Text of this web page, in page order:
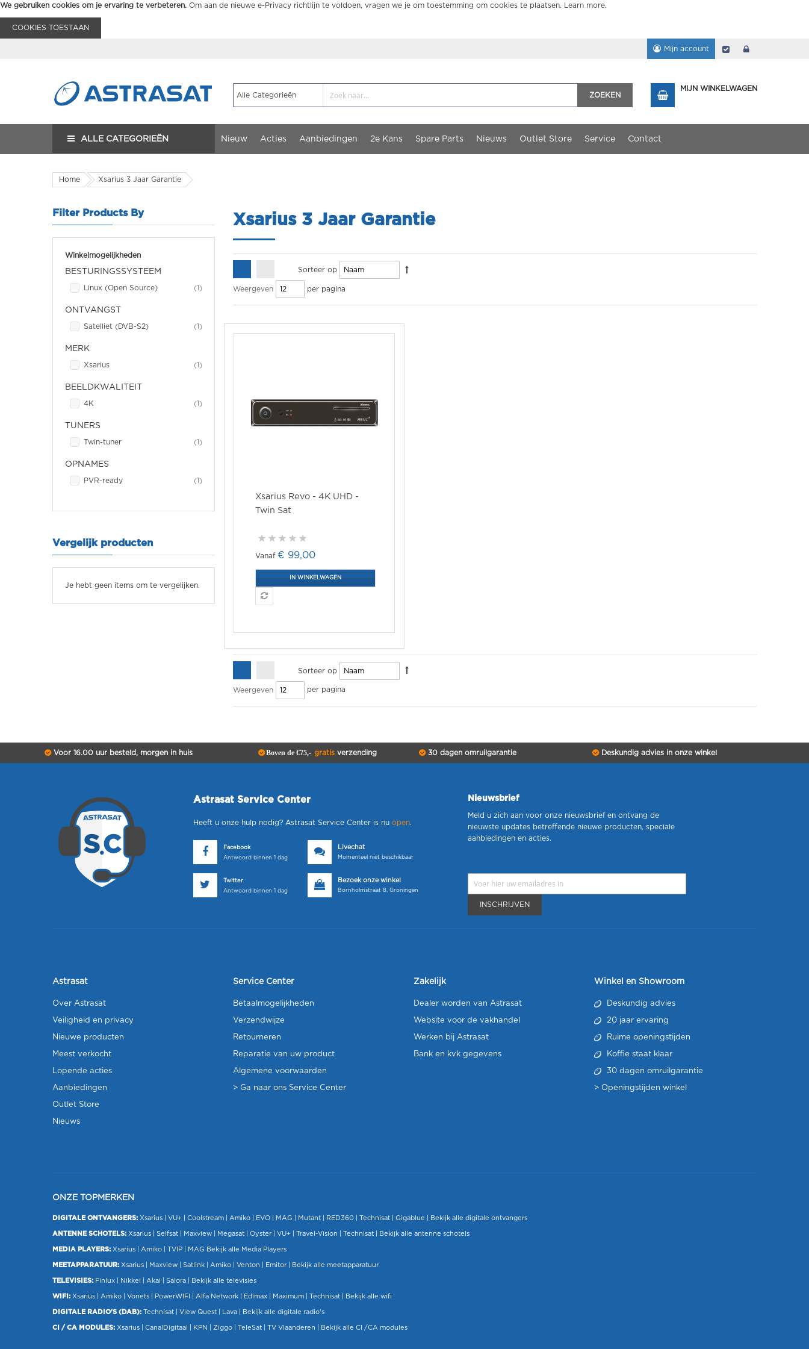
We gebruiken cookies om je ervaring te verbeteren. Om aan de nieuwe e-Privacy richtlijn te voldoen, vragen we je om toestemming om cookies te plaatsen. Learn more.
COOKIES TOESTAAN
Mijn account Afrekenen
ZOEKEN
MIJN WINKELWAGEN
ALLE CATEGORIEËN Nieuw Acties Aanbiedingen 2e Kans Spare Parts Nieuws Outlet Store Service Contact
Home Xsarius 3 Jaar Garantie
Xsarius 3 Jaar Garantie
Sorteer op
Weergeven per pagina
Xsarius Revo - 4K UHD -
Twin Sat
€ 99,00
IN WINKELWAGEN
Sorteer op
Weergeven per pagina
Filter Products By
Winkelmogelijkheden
BESTURINGSSYSTEEM
Linux (Open Source) 1 item
ONTVANGST
Satelliet (DVB-S2) 1 item
MERK
Xsarius 1 item
BEELDKWALITEIT
4K 1 item
TUNERS
Twin-tuner 1 item
OPNAMES
PVR-ready 1 item
Vergelijk producten
Je hebt geen items om te vergelijken.
Voor 16.00 uur besteld, morgen in huis Boven de €75,- gratisverzending 30 dagen omruilgarantie Deskundig advies in onze winkel
Astrasat Service Center
Heeft u onze hulp nodig? Astrasat Service Center is nu open.
Facebook
Antwoord binnen 1 dag
Livechat
Momenteel niet beschikbaar
Twitter
Antwoord binnen 1 dag
Bezoek onze winkel
Bornholmstraat 8, Groningen
Nieuwsbrief
Meld u zich aan voor onze nieuwsbrief en ontvang de
nieuwste updates betreffende nieuwe producten, speciale
aanbiedingen en acties.
INSCHRIJVEN
Astrasat
Over Astrasat
Veiligheid en privacy
Nieuwe producten
Meest verkocht
Lopende acties
Aanbiedingen
Outlet Store
Nieuws
Service Center
Betaalmogelijkheden
Verzendwijze
Retourneren
Reparatie van uw product
Algemene voorwaarden
> Ga naar ons Service Center
Zakelijk
Dealer worden van Astrasat
Website voor de vakhandel
Werken bij Astrasat
Bank en kvk gegevens
Winkel en Showroom
Deskundig advies
20 jaar ervaring
Ruime openingstijden
Koffie staat klaar
30 dagen omruilgarantie
> Openingstijden winkel
ONZE TOPMERKEN
DIGITALE ONTVANGERS: Xsarius VU+ | Coolstream | Amiko EVO MAG Mutant | RED360 | Technisat Gigablue Bekijk alle digitale ontvangers
ANTENNE SCHOTELS: Xsarius Selfsat Maxview Megasat | Oyster | VU+ Travel-Vision Technisat Bekijk alle antenne schotels
MEDIA PLAYERS: Xsarius Amiko TVIP MAG Bekijk alle Media Players
MEETAPPARATUUR: Xsarius Maxview Satlink Amiko Venton Emitor Bekijk alle meetapparatuur
TELEVISIES: Finlux | Nikkei | Akai Salora Bekijk alle televisies
WIFI: Xsarius Amiko Vonets PowerWIFI Alfa Network Edimax | Maximum | Technisat Bekijk alle wifi
DIGITALE RADIO'S (DAB): Technisat View Quest Lava Bekijk alle digitale radio's
CI / CA MODULES: Xsarius CanalDigitaal KPN Ziggo TeleSat TV Vlaanderen Bekijk alle CI /CA modules